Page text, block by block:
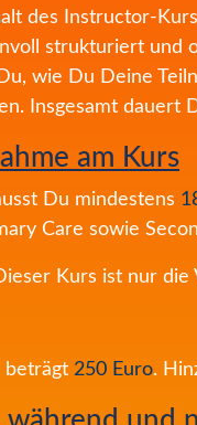
des Instructor-
strukturiert
wie Du Deine
Insgesamt dauert
am Kurs
Du mindestens
Care sowie
Kurs ist nur
beträgt 250 Euro.